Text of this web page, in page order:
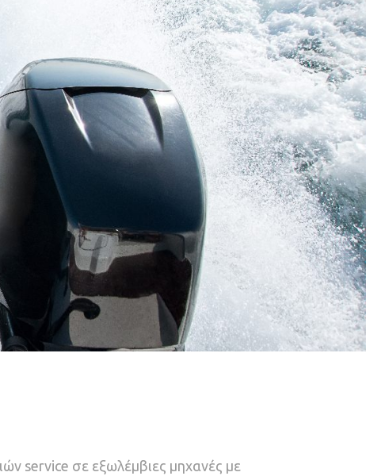
service σε εξωλέμβιες μηχανές με